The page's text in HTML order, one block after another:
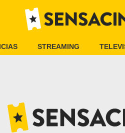
STREAMING